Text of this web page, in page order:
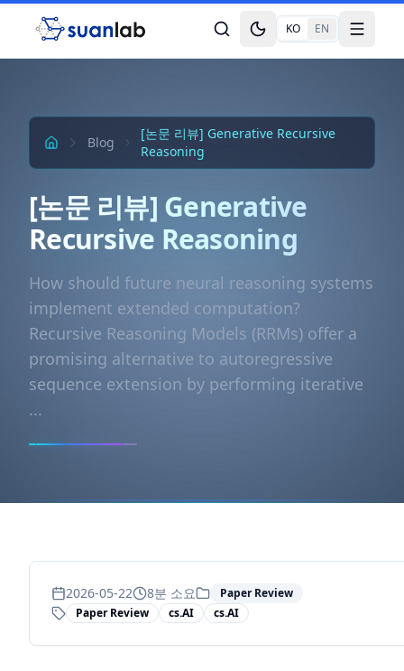
본문으로 건너뛰기
Toggle theme
KO EN Toggle
Blog
[논문 리뷰] Generative Recursive
Reasoning
[논문 리뷰] Generative
Recursive Reasoning
How should future neural reasoning systems
implement extended computation?
Recursive Reasoning Models (RRMs) offer a
promising alternative to autoregressive
sequence extension by performing iterative
...
2026-05-22 8분 소요
Paper Review
Paper Review
cs.AI cs.AI